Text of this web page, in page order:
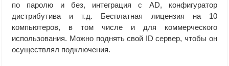
по паролю и без, интеграция с AD, конфигуратор
дистрибутива и т.д. Бесплатная лицензия на 10
компьютеров, в том числе и для коммерческого
использования. Можно поднять свой ID сервер, чтобы он
осуществлял подключения.